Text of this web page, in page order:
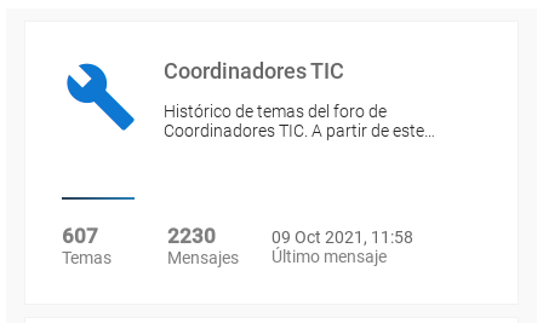
Coordinadores TIC
Histórico de temas del foro de
Coordinadores TIC. A partir de este…
607
Temas
2230
Mensajes
09 Oct 2021, 11:58
Último mensaje